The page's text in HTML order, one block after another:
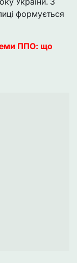
формується
ППО: що